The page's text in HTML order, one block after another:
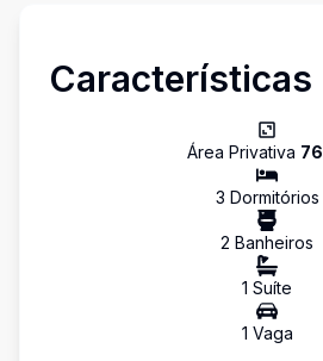
Características
Área Privativa 76
3 Dormitórios
2 Banheiros
1 Suíte
1 Vaga